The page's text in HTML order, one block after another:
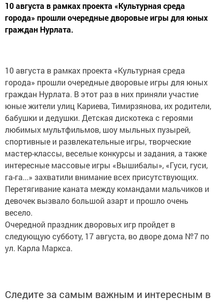
10 августа в рамках проекта «Культурная среда
города» прошли очередные дворовые игры для юных
граждан Нурлата.
10 августа в рамках проекта «Культурная среда
города» прошли очередные дворовые игры для юных
граждан Нурлата. В этот раз в них приняли участие
юные жители улиц Кариева, Тимирзянова, их родители,
бабушки и дедушки. Детская дискотека с героями
любимых мультфильмов, шоу мыльных пузырей,
спортивные и развлекательные игры, творческие
мастер-классы, веселые конкурсы и задания, а также
интересные массовые игры «Вышибалы», «Гуси, гуси,
га-га...» захватили внимание всех присутствующих.
Перетягивание каната между командами мальчиков и
девочек вызвало большой азарт и прошло очень
весело.
Очередной праздник дворовых игр пройдет в
следующую субботу, 17 августа, во дворе дома №7 по
ул. Карла Маркса.
Следите за самым важным и интересным в